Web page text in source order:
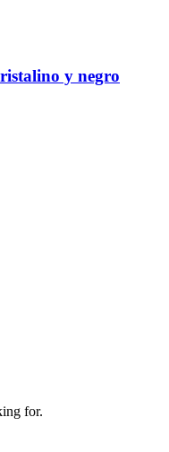
y negro
for.